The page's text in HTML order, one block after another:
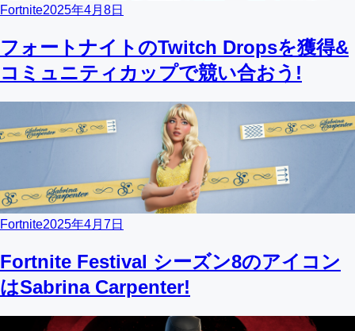
Fortnite2025年4月8日
フォートナイトのTwitch Dropsを獲得&
コミュニティカップで競い合おう!
Fortnite2025年4月7日
Fortnite Festival シーズン8のアイコン
はSabrina Carpenter!